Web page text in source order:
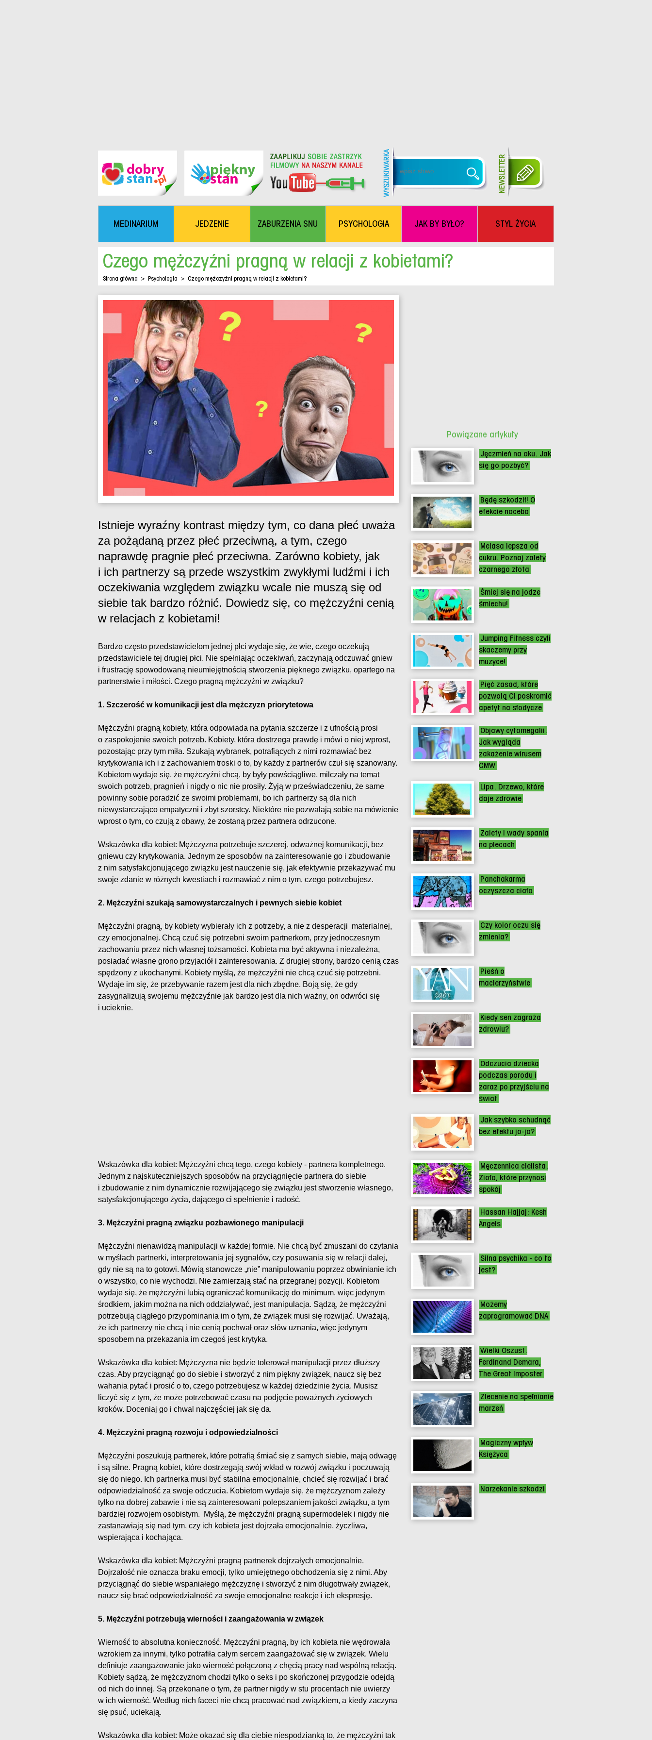
MEDINARIUM JEDZENIE ZABURZENIA SNU PSYCHOLOGIA JAK BY BYŁO? STYL ŻYCIA
Czego mężczyźni pragną w relacji z kobietami?
Strona główna > Psychologia > Czego mężczyźni pragną w relacji z kobietami?
Istnieje wyraźny kontrast między tym, co dana płeć uważa
za pożądaną przez płeć przeciwną, a tym, czego
naprawdę pragnie płeć przeciwna. Zarówno kobiety, jak
i ich partnerzy są przede wszystkim zwykłymi ludźmi i ich
oczekiwania względem związku wcale nie muszą się od
siebie tak bardzo różnić. Dowiedz się, co mężczyźni cenią
w relacjach z kobietami!
Bardzo często przedstawicielom jednej płci wydaje się, że wie, czego oczekują
przedstawiciele tej drugiej płci. Nie spełniając oczekiwań, zaczynają odczuwać gniew
i frustrację spowodowaną nieumiejętnością stworzenia pięknego związku, opartego na
partnerstwie i miłości. Czego pragną mężczyźni w związku?
1. Szczerość w komunikacji jest dla mężczyzn priorytetowa
Mężczyźni pragną kobiety, która odpowiada na pytania szczerze i z ufnością prosi
o zaspokojenie swoich potrzeb. Kobiety, która dostrzega prawdę i mówi o niej wprost,
pozostając przy tym miła. Szukają wybranek, potrafiących z nimi rozmawiać bez
krytykowania ich i z zachowaniem troski o to, by każdy z partnerów czuł się szanowany.
Kobietom wydaje się, że mężczyźni chcą, by były powściągliwe, milczały na temat
swoich potrzeb, pragnień i nigdy o nic nie prosiły. Żyją w przeświadczeniu, że same
powinny sobie poradzić ze swoimi problemami, bo ich partnerzy są dla nich
niewystarczająco empatyczni i zbyt szorstcy. Niektóre nie pozwalają sobie na mówienie
wprost o tym, co czują z obawy, że zostaną przez partnera odrzucone.
Wskazówka dla kobiet: Mężczyzna potrzebuje szczerej, odważnej komunikacji, bez
gniewu czy krytykowania. Jednym ze sposobów na zainteresowanie go i zbudowanie
z nim satysfakcjonującego związku jest nauczenie się, jak efektywnie przekazywać mu
swoje zdanie w różnych kwestiach i rozmawiać z nim o tym, czego potrzebujesz.
2. Mężczyźni szukają samowystarczalnych i pewnych siebie kobiet
Mężczyźni pragną, by kobiety wybierały ich z potrzeby, a nie z desperacji materialnej,
czy emocjonalnej. Chcą czuć się potrzebni swoim partnerkom, przy jednoczesnym
zachowaniu przez nich własnej tożsamości. Kobieta ma być aktywna i niezależna,
posiadać własne grono przyjaciół i zainteresowania. Z drugiej strony, bardzo cenią czas
spędzony z ukochanymi. Kobiety myślą, że mężczyźni nie chcą czuć się potrzebni.
Wydaje im się, że przebywanie razem jest dla nich zbędne. Boją się, że gdy
zasygnalizują swojemu mężczyźnie jak bardzo jest dla nich ważny, on odwróci się
i ucieknie.
Wskazówka dla kobiet: Mężczyźni chcą tego, czego kobiety - partnera kompletnego.
Jednym z najskuteczniejszych sposobów na przyciągnięcie partnera do siebie
i zbudowanie z nim dynamicznie rozwijającego się związku jest stworzenie własnego,
satysfakcjonującego życia, dającego ci spełnienie i radość.
3. Mężczyźni pragną związku pozbawionego manipulacji
Mężczyźni nienawidzą manipulacji w każdej formie. Nie chcą być zmuszani do czytania
w myślach partnerki, interpretowania jej sygnałów, czy posuwania się w relacji dalej,
gdy nie są na to gotowi. Mówią stanowcze „nie” manipulowaniu poprzez obwinianie ich
o wszystko, co nie wychodzi. Nie zamierzają stać na przegranej pozycji. Kobietom
wydaje się, że mężczyźni lubią ograniczać komunikację do minimum, więc jedynym
środkiem, jakim można na nich oddziaływać, jest manipulacja. Sądzą, że mężczyźni
potrzebują ciągłego przypominania im o tym, że związek musi się rozwijać. Uważają,
że ich partnerzy nie chcą i nie cenią pochwał oraz słów uznania, więc jedynym
sposobem na przekazania im czegoś jest krytyka.
Wskazówka dla kobiet: Mężczyzna nie będzie tolerował manipulacji przez dłuższy
czas. Aby przyciągnąć go do siebie i stworzyć z nim piękny związek, naucz się bez
wahania pytać i prosić o to, czego potrzebujesz w każdej dziedzinie życia. Musisz
liczyć się z tym, że może potrzebować czasu na podjęcie poważnych życiowych
kroków. Doceniaj go i chwal najczęściej jak się da.
4. Mężczyźni pragną rozwoju i odpowiedzialności
Mężczyźni poszukują partnerek, które potrafią śmiać się z samych siebie, mają odwagę
i są silne. Pragną kobiet, które dostrzegają swój wkład w rozwój związku i poczuwają
się do niego. Ich partnerka musi być stabilna emocjonalnie, chcieć się rozwijać i brać
odpowiedzialność za swoje odczucia. Kobietom wydaje się, że mężczyznom zależy
tylko na dobrej zabawie i nie są zainteresowani polepszaniem jakości związku, a tym
bardziej rozwojem osobistym. Myślą, że mężczyźni pragną supermodelek i nigdy nie
zastanawiają się nad tym, czy ich kobieta jest dojrzała emocjonalnie, życzliwa,
wspierająca i kochająca.
Wskazówka dla kobiet: Mężczyźni pragną partnerek dojrzałych emocjonalnie.
Dojrzałość nie oznacza braku emocji, tylko umiejętnego obchodzenia się z nimi. Aby
przyciągnąć do siebie wspaniałego mężczyznę i stworzyć z nim długotrwały związek,
naucz się brać odpowiedzialność za swoje emocjonalne reakcje i ich ekspresję.
5. Mężczyźni potrzebują wierności i zaangażowania w związek
Wierność to absolutna konieczność. Mężczyźni pragną, by ich kobieta nie wędrowała
wzrokiem za innymi, tylko potrafiła całym sercem zaangażować się w związek. Wielu
definiuje zaangażowanie jako wierność połączoną z chęcią pracy nad wspólną relacją.
Kobiety sądzą, że mężczyznom chodzi tylko o seks i po skończonej przygodzie odejdą
od nich do innej. Są przekonane o tym, że partner nigdy w stu procentach nie uwierzy
w ich wierność. Według nich faceci nie chcą pracować nad związkiem, a kiedy zaczyna
się psuć, uciekają.
Wskazówka dla kobiet: Może okazać się dla ciebie niespodzianką to, że mężczyźni tak
Powiązane artykuły
Jęczmień na oku. Jak
się go pozbyć?
Będę szkodził! O
efekcie nocebo
Melasa lepsza od
cukru. Poznaj zalety
czarnego złota
Śmiej się na jodze
śmiechu!
Jumping Fitness czyli
skaczemy przy
muzyce!
Pięć zasad, które
pozwolą Ci poskromić
apetyt na słodycze
Objawy cytomegalii.
Jak wygląda
zakażenie wirusem
CMW
Lipa. Drzewo, które
daje zdrowie
Zalety i wady spania
na plecach
Panchakarma
oczyszcza ciało
Czy kolor oczu się
zmienia?
Pieśń o
macierzyństwie
Kiedy sen zagraża
zdrowiu?
Odczucia dziecka
podczas porodu i
zaraz po przyjściu na
świat
Jak szybko schudnąć
bez efektu jo-jo?
Męczennica cielista.
Zioło, które przynosi
spokój
Hassan Hajjaj: Kesh
Angels
Silna psychika - co to
jest?
Możemy
zaprogramować DNA
Wielki Oszust.
Ferdinand Demara,
The Great Imposter
Zlecenie na spełnianie
marzeń
Magiczny wpływ
Księżyca
Narzekanie szkodzi